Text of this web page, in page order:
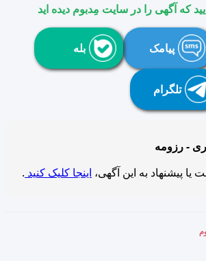
که آگهی را در سایت مِدبوم دیده اید
پیامک بله
تلگرام
- رزومه
پیشنهاد به این آگهی، اینجا کلیک کنید .